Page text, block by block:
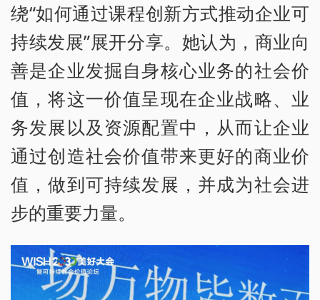
绕“如何通过课程创新方式推动企业可
持续发展”展开分享。她认为，商业向
善是企业发掘自身核心业务的社会价
值，将这一价值呈现在企业战略、业
务发展以及资源配置中，从而让企业
通过创造社会价值带来更好的商业价
值，做到可持续发展，并成为社会进
步的重要力量。